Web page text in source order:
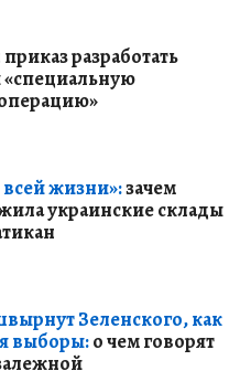
разработать
«специальную
жизни»:зачем
украинские склады
Зеленского, как
выборы:о чем говорят